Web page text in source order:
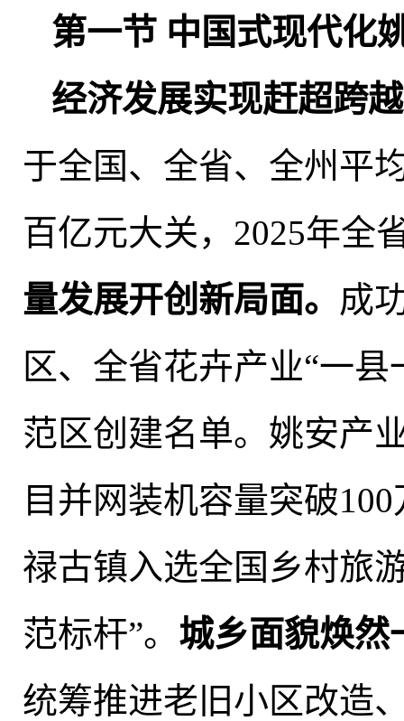
第一节 中国式现代化
经济发展实现赶超跨越
于全国、全省、全州平
百亿元大关， 2025年全
量发展开创新局面。 成
区、全省花卉产业“一县
范区创建名单。姚安产
目并网装机容量突破
禄古镇入选全国乡村旅
范标杆”。 城乡面貌焕然
统筹推进老旧小区改造